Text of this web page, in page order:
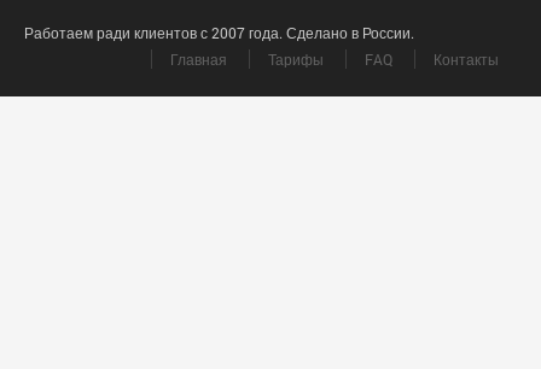
Работаем ради клиентов с 2007 года. Сделано в России.
Главная
Тарифы FAQ Контакты